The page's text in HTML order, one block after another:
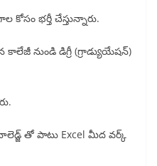
భర్తీ చేస్తున్నారు.
కాలేజీ నుండి డిగ్రీ (గ్రాడ్యుయేషన్)
తో పాటు Excel మీద వర్క్